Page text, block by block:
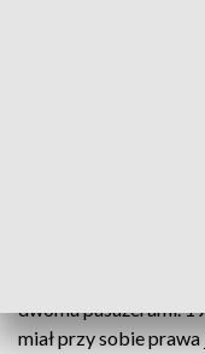
dwoma pasażerami.
miał przy sobie